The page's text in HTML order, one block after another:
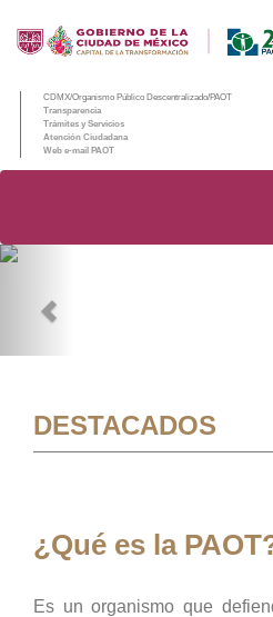
CDMX/Organismo Público Descentralizado/PAOT
Transparencia
Trámites y Servicios
Atención Ciudadana
Web e-mail PAOT
DESTACADOS
¿Qué es la
Es un organismo que